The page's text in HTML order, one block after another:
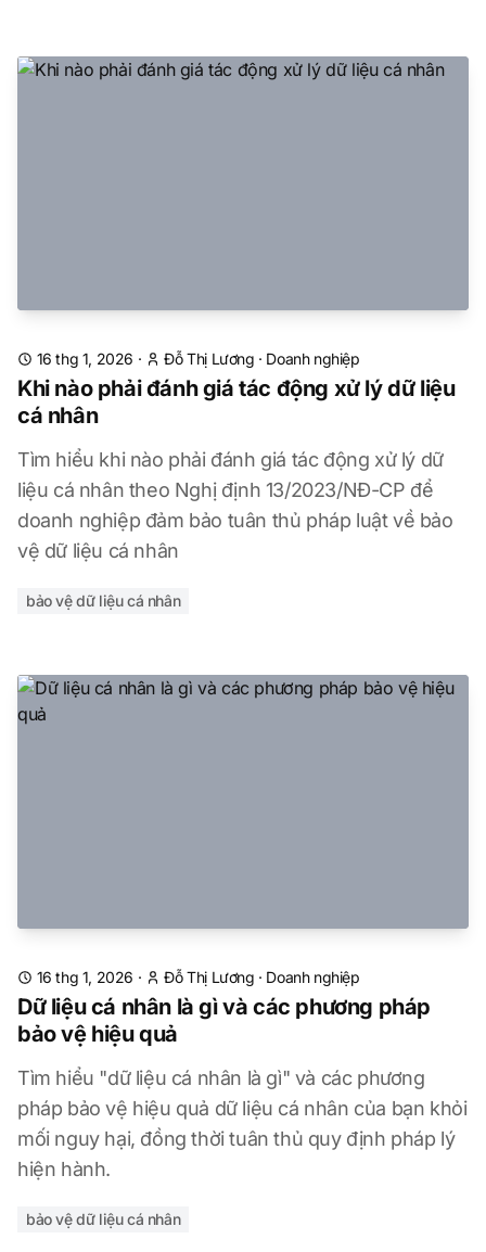
16 thg 1, 2026 · Đỗ Thị Lương · Doanh nghiệp
Khi nào phải đánh giá tác động xử lý dữ liệu
cá nhân
Tìm hiểu khi nào phải đánh giá tác động xử lý dữ
liệu cá nhân theo Nghị định 13/2023/NĐ-CP để
doanh nghiệp đảm bảo tuân thủ pháp luật về bảo
vệ dữ liệu cá nhân
bảo vệ dữ liệu cá nhân
16 thg 1, 2026 · Đỗ Thị Lương · Doanh nghiệp
Dữ liệu cá nhân là gì và các phương pháp
bảo vệ hiệu quả
Tìm hiểu "dữ liệu cá nhân là gì" và các phương
pháp bảo vệ hiệu quả dữ liệu cá nhân của bạn khỏi
mối nguy hại, đồng thời tuân thủ quy định pháp lý
hiện hành.
bảo vệ dữ liệu cá nhân